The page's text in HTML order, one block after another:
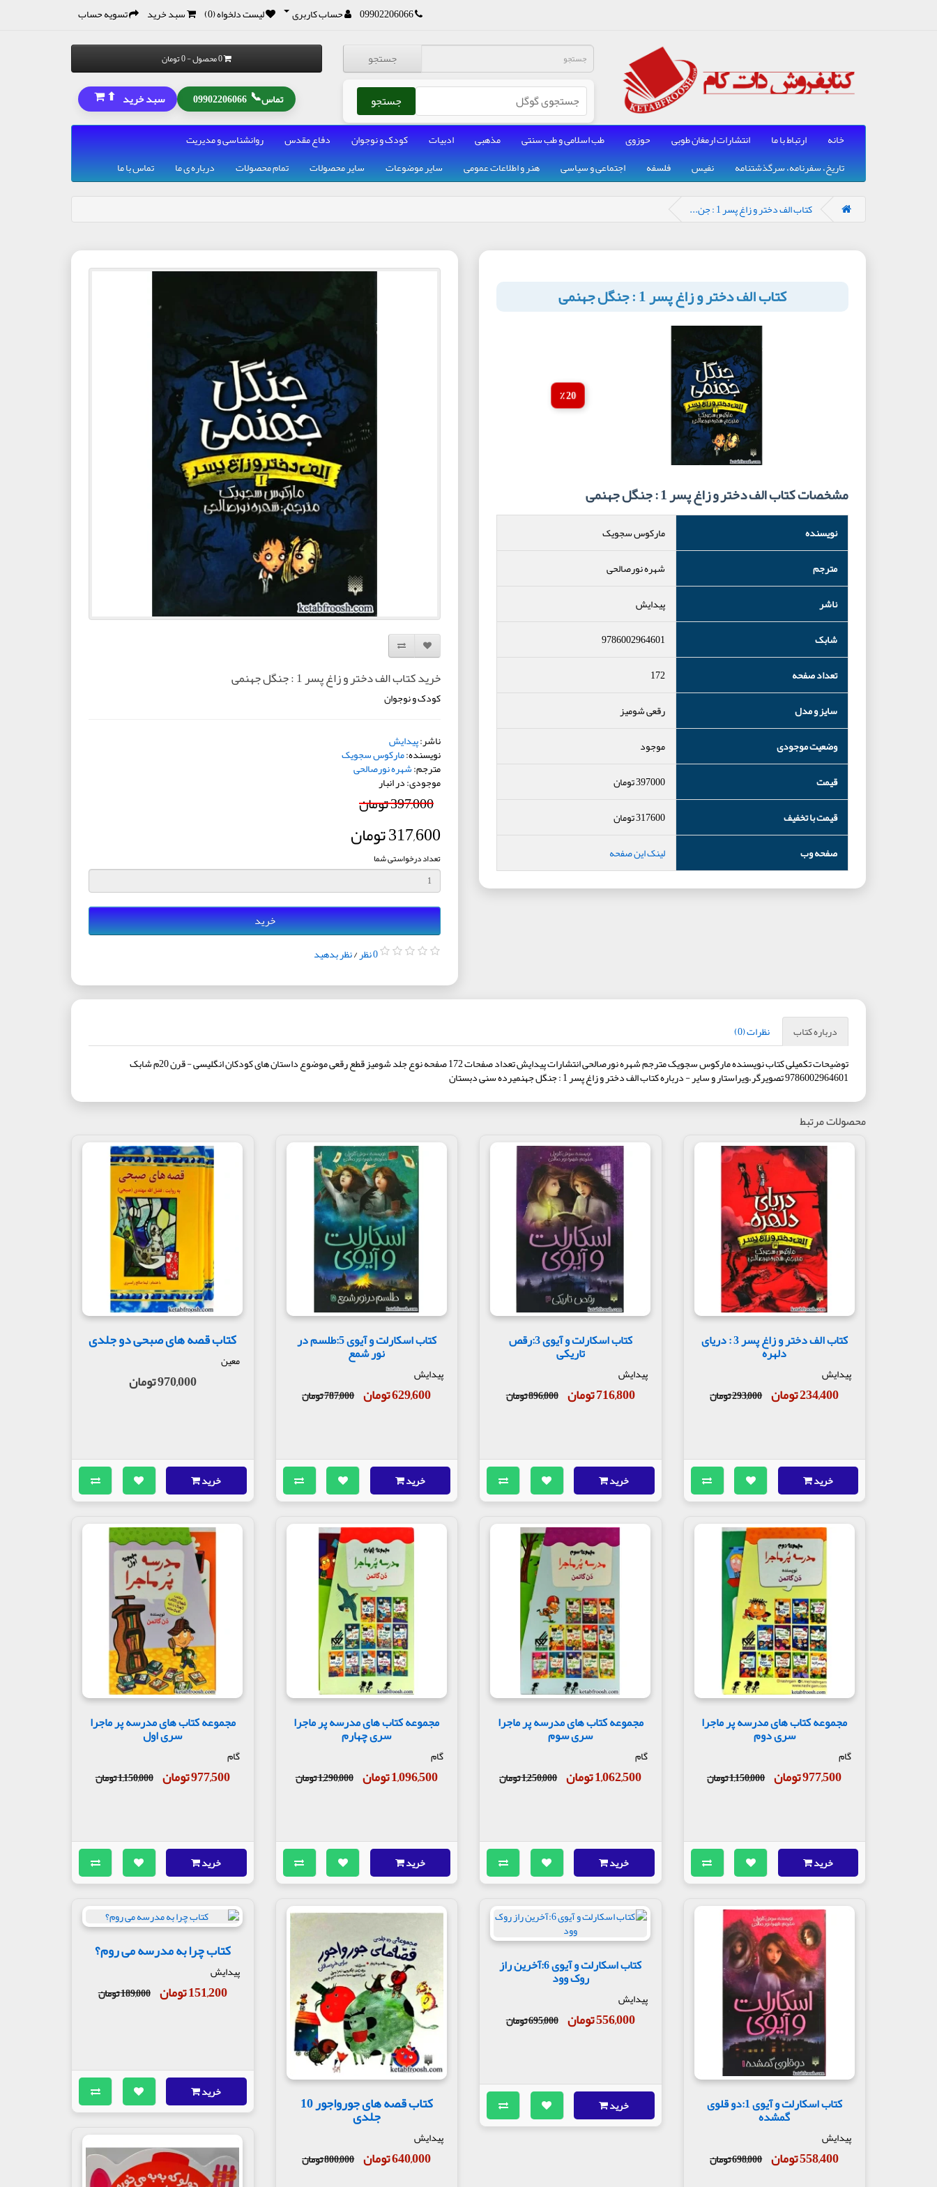
09902206066 حساب کاربری لیست دلخواه (0) سبد خرید تسویه حساب
جستجو
جستجو
0 محصول - 0 تومان
تماس📞
09902206066 سبد خرید ⬆
خانه ارتباط با ما انتشارات ارمغان طوبی حوزوی طب اسلامی و طب سنتی مذهبی ادبیات کودک و نوجوان دفاع مقدس
روانشناسی و مدیریت
تاریخ، سفرنامه، سرگذشتنامه
نفیس فلسفه اجتماعی و سیاسی هنر و اطلاعات عمومی سایر موضوعات سایر محصولات تمام محصولات درباره ی ما تماس با ما
کتاب الف دختر و زاغ پسر 1 : جن...
کتاب الف دختر و زاغ پسر 1 : جنگل جهنمی
20 ٪
مشخصات کتاب الف دختر و زاغ پسر 1 : جنگل جهنمی
نویسنده
مارکوس سجویک
مترجم
شهره نورصالحی
ناشر
پیدایش
شابک
9786002964601
تعداد صفحه
172
سایز و مدل
رقعی شومیز
وضعیت موجودی
موجود
قیمت
397000تومان
قیمت با تخفیف
317600تومان
صفحه وب
لینک این صفحه
افزودن به لیست دلخواه
مقایسه این محصول
خرید کتاب الف دختر و زاغ پسر 1 : جنگل جهنمی
کودک و نوجوان
ناشر:پیدایش
نویسنده:مارکوس سجویک
مترجم:شهره نورصالحی
موجودی: در انبار
397,000 تومان
317,600 تومان
تعداد درخواستی شما
خرید
0 نظر /نظر بدهید
درباره کتاب
نظرات (0)
توضیحات تکمیلی کتاب نویسنده مارکوس سجویک مترجم شهره نورصالحی انتشارات پیدایش تعداد صفحات 172 صفحه نوع جلد شومیز قطع رقعی موضوع داستان های کودکان انگلیسی - قرن 20م شابک
9786002964601 تصویرگر،ویراستار و سایر - درباره کتاب الف دختر و زاغ پسر 1 : جنگل جهنمیرده سنی دبستان
محصولات مرتبط
کتاب الف دختر و زاغ پسر 3 : دریای
دلهره
پیدایش
234,400 تومان 293,000 تومان
خرید
کتاب اسکارلت و آیوی 3:رقص
تاریکی
پیدایش
716,800 تومان 896,000 تومان
خرید
کتاب اسکارلت و آیوی 5:طلسم در
نور شمع
پیدایش
629,600 تومان 787,000 تومان
خرید
کتاب قصه های صبحی دو جلدی
معین
970,000 تومان
خرید
مجموعه کتاب های مدرسه پر ماجرا
سری دوم
گام
977,500 تومان 1,150,000 تومان
خرید
مجموعه کتاب های مدرسه پر ماجرا
سری سوم
گام
1,062,500 تومان 1,250,000 تومان
خرید
مجموعه کتاب های مدرسه پر ماجرا
سری چهارم
گام
1,096,500 تومان 1,290,000 تومان
خرید
مجموعه کتاب های مدرسه پر ماجرا
سری اول
گام
977,500 تومان 1,150,000 تومان
خرید
کتاب اسکارلت و آیوی 1:دو قلوی
گمشده
پیدایش
558,400 تومان 698,000 تومان
کتاب اسکارلت و آیوی 6:آخرین راز
روک وود
پیدایش
556,000 تومان 695,000 تومان
خرید کتاب قصه های جورواجور 10
جلدی
پیدایش
640,000 تومان 800,000 تومان
کتاب چرا به مدرسه می روم؟
پیدایش
151,200 تومان 189,000 تومان
خرید